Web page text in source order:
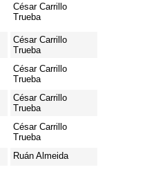
César Carrillo
Trueba
César Carrillo
Trueba
César Carrillo
Trueba
César Carrillo
Trueba
César Carrillo
Trueba
Ruán Almeida